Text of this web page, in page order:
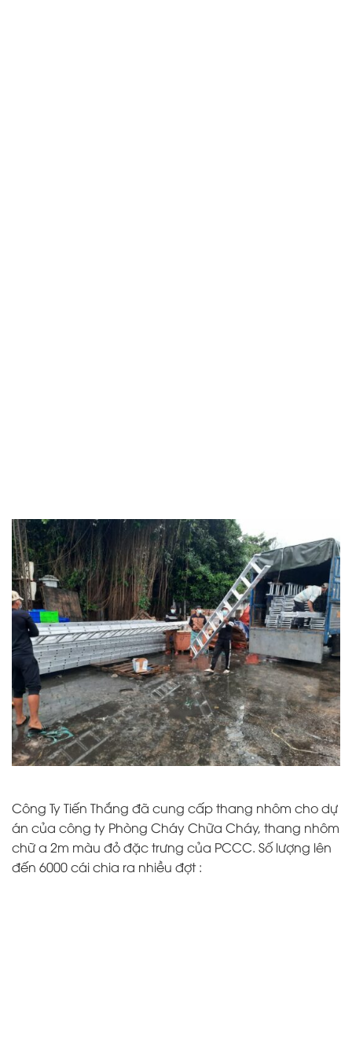
Công Ty Tiến Thắng đã cung cấp thang nhôm cho dự
án của công ty Phòng Cháy Chữa Cháy, thang nhôm
chữ a 2m màu đỏ đặc trưng của PCCC. Số lượng lên
đến 6000 cái chia ra nhiều đợt :